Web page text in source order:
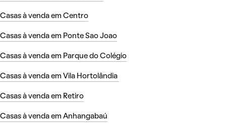
Casas à venda em Centro
Casas à venda em Ponte Sao Joao
Casas à venda em Parque do Colégio
Casas à venda em Vila Hortolândia
Casas à venda em Retiro
Casas à venda em Anhangabaú